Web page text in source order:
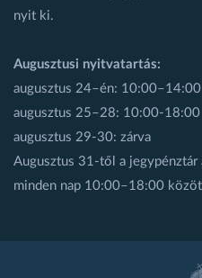
nyit ki.
Augusztusi nyitvatartás:
augusztus 24–én: 10:00–14:00
augusztus 25–28: 10:00-18:00
augusztus 29-30: zárva
Augusztus 31-től a
minden nap 10:00–18:00